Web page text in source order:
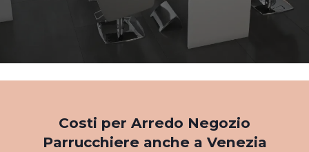
Costi per Arredo Negozio
Parrucchiere anche a Venezia